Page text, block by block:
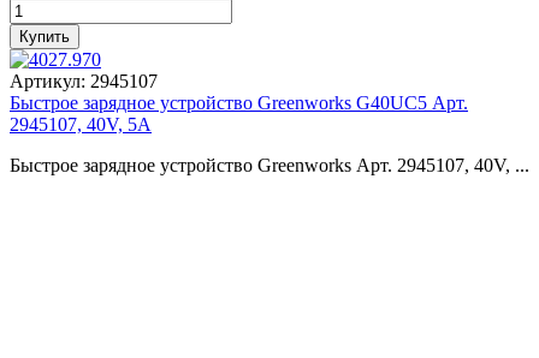
Артикул: 2945107
Быстрое зарядное устройство Greenworks G40UC5 Арт.
2945107, 40V, 5А
Быстрое зарядное устройство Greenworks Арт. 2945107, 40V, ...